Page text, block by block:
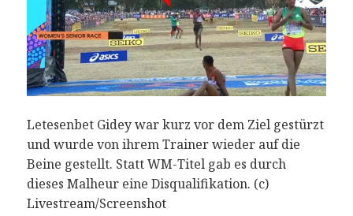
Letesenbet Gidey war kurz vor dem Ziel gestürzt
und wurde von ihrem Trainer wieder auf die
Beine gestellt. Statt WM-Titel gab es durch
dieses Malheur eine Disqualifikation. (c)
Livestream/Screenshot